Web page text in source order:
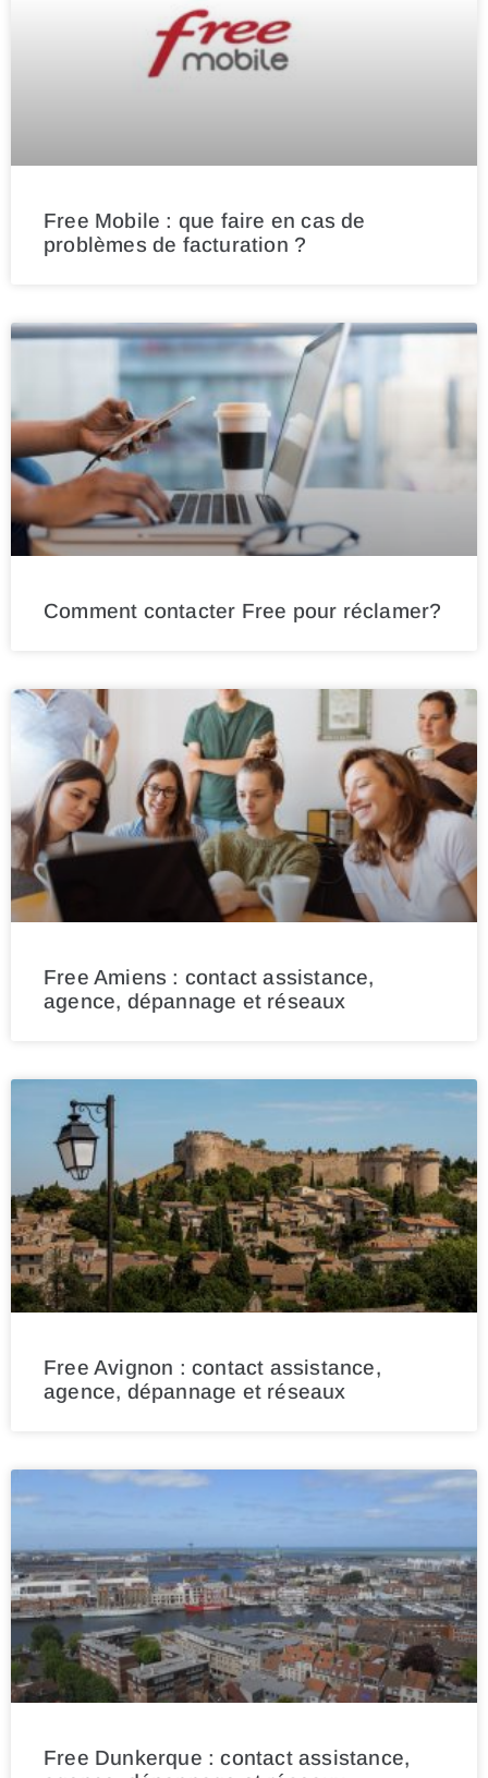
Free Mobile : que faire en cas de
problèmes de facturation ?
Comment contacter Free pour réclamer?
Free Amiens : contact assistance,
agence, dépannage et réseaux
Free Avignon : contact assistance,
agence, dépannage et réseaux
Free Dunkerque : contact assistance,